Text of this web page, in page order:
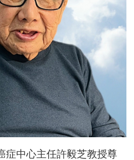
症中心主任許毅芝教授尊